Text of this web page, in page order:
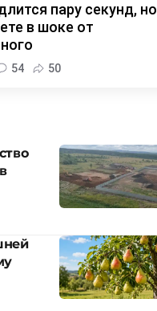
пару секунд, но
в шоке от
54 50